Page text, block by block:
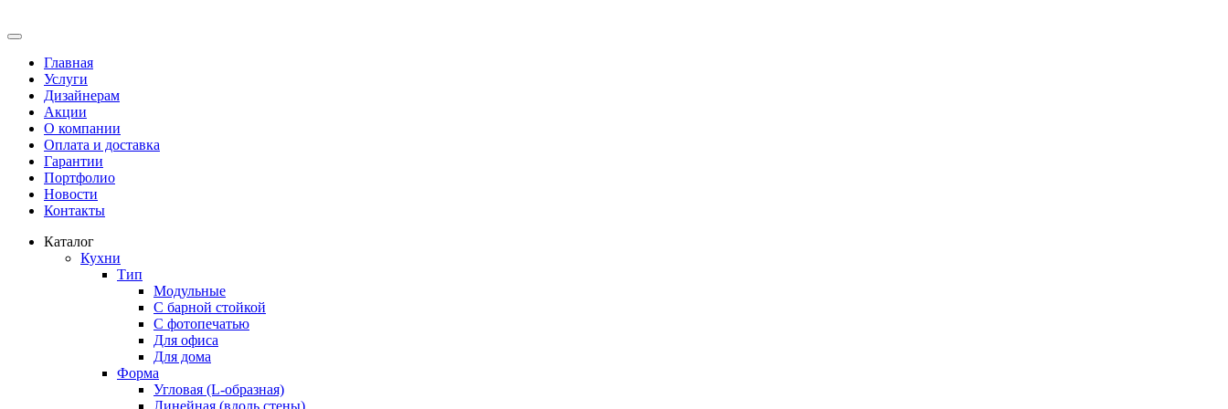
Главная
Услуги
Дизайнерам
Акции
О компании
Оплата и доставка
Гарантии
Портфолио
Новости
Контакты
Каталог
Кухни
Тип
Модульные
С барной стойкой
С фотопечатью
Для офиса
Для дома
Форма
Угловая (L-образная)
Линейная (вдоль стены)